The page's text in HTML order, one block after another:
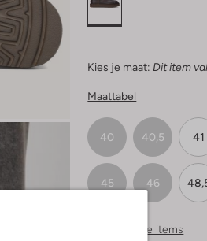
Kies je maat: Dit item
Maattabel
40 40,5 41
45 46
Vergelijkbare items